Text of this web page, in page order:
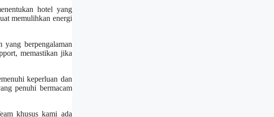
hotel yang
memulihkan energi
yang berpengalaman
memastikan jika
keperluan dan
penuhi bermacam
khusus kami ada